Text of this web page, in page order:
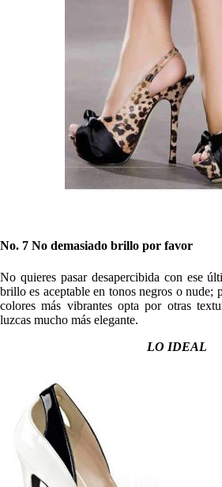
No. 7 No demasiado brillo por favor
No quieres pasar desapercibida con ese
brillo es aceptable en tonos negros o nude;
colores más vibrantes opta por otras
luzcas mucho más elegante.
LO IDEAL